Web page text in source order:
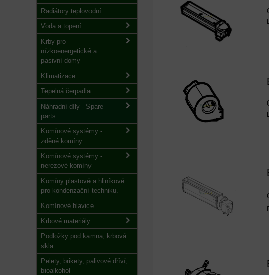
Radiátory teplovodní
Voda a topení
Krby pro
nízkoenergetické a
pasivní domy
Klimatizace
Tepelná čerpadla
Náhradní díly - Spare
parts
Komínové systémy -
zděné komíny
Komínové systémy -
nerezové komíny
Komíny plastové a hliníkové
pro kondenzační techniku.
Komínové hlavice
Krbové materiály
Podložky pod kamna, krbová
skla
Pelety, brikety, palivové dříví,
bioalkohol